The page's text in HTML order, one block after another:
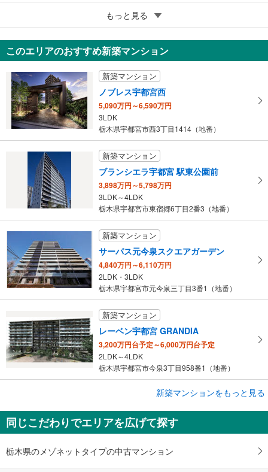
成約でもらえる
三番町ハイツ
1,690万円
1LDK＋S
もっと見る
このエリアのおすすめ新築マンション
新築マンション
ノブレス宇都宮西
5,090万円～6,590万円
3LDK
栃木県宇都宮市西3丁目1414（地番）
新築マンション
ブランシエラ宇都宮 駅東公園前
3,898万円～5,798万円
3LDK～4LDK
栃木県宇都宮市東宿郷6丁目2番3（地番）
新築マンション
サーパス元今泉スクエアガーデン
4,840万円～6,110万円
2LDK・3LDK
栃木県宇都宮市元今泉三丁目3番1（地番）
新築マンション
レーベン宇都宮 GRANDIA
3,200万円台予定～6,000万円台予定
2LDK～4LDK
栃木県宇都宮市今泉3丁目958番1（地番）
新築マンション
レーベン元今泉 MID FRONT
未定
2LDK・3LDK
新築マンションをもっと見る
同じこだわりでエリアを広げて探す
栃木県のメゾネットタイプの中古マンション